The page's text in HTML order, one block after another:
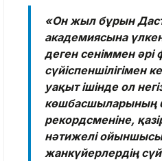
«Он жыл бұрын
академиясына
деген сеніммен әрі
сүйіспеншілігімен
уақыт ішінде ол
көшбасшыларының
рекордсменіне,
нәтижелі
жанкүйерлердің